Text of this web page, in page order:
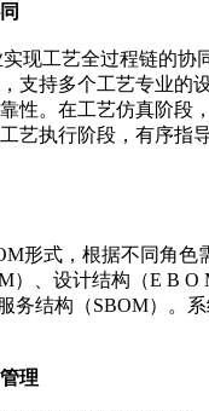
现工艺全过程链的
支持多个工艺专业的
性。在工艺仿真阶段
艺执行阶段，有序指
形式，根据不同角
）、设计结构（E B
务结构（SBOM）。
理